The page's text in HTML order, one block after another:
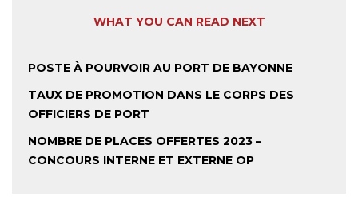
WHAT YOU CAN READ NEXT
POSTE À POURVOIR AU PORT DE BAYONNE
TAUX DE PROMOTION DANS LE CORPS DES
OFFICIERS DE PORT
NOMBRE DE PLACES OFFERTES 2023 –
CONCOURS INTERNE ET EXTERNE OP